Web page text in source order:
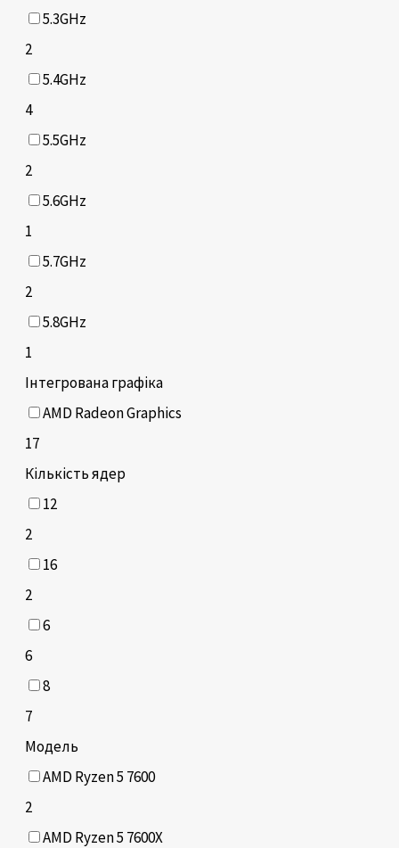
5.3GHz
2
5.4GHz
4
5.5GHz
2
5.6GHz
1
5.7GHz
2
5.8GHz
1
Інтегрована графіка
AMD Radeon Graphics
17
Кількість ядер
12
2
16
2
6
6
8
7
Модель
AMD Ryzen 5 7600
2
AMD Ryzen 5 7600X